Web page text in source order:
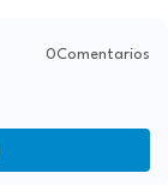
0Comentarios